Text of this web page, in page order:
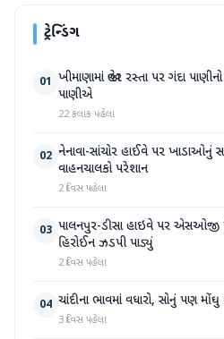
ટ્રેન્ડિંગ
01 ખીમાણામાં જાહેર રસ્તા પર ગંદા
પાણીએ
22 કલાક પહેલા
02 નેનાવા-સાંચોર હાઈવે પર ખાડાઓનું
વાહનચાલકો પરેશાન
2 દિવસ પહેલા
03 પાલનપુર-ડીસા હાઇવે પર એસઓજી
હિરોઈન ઝડપી પાડ્યું
2 દિવસ પહેલા
04 ચાંદીના ભાવમાં વધારો, સોનું પણ
3 દિવસ પહેલા